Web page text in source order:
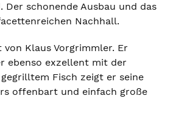
schonende Ausbau und das
Nachhall.
Klaus Vorgrimmler. Er
ebenso exzellent mit der
Fisch zeigt er seine
offenbart und einfach große